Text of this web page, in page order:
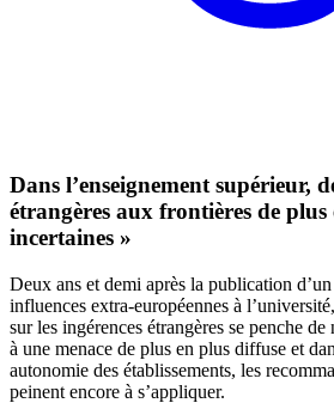
Dans l’enseignement supérieur,
étrangères aux frontières de plus
incertaines »
Deux ans et demi après la publication
influences extra-européennes à
sur les ingérences étrangères se penche
à une menace de plus en plus diffuse et
autonomie des établissements, les
peinent encore à s’appliquer.